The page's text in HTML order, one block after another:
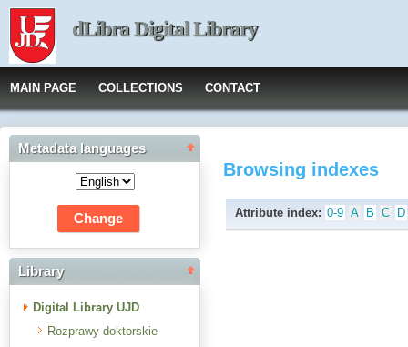
dLibra Digital Library
MAIN PAGE COLLECTIONS CONTACT
Metadata languages
Library
Digital Library UJD
Rozprawy doktorskie
Browsing indexes
Attribute index: 0-9 A B C D